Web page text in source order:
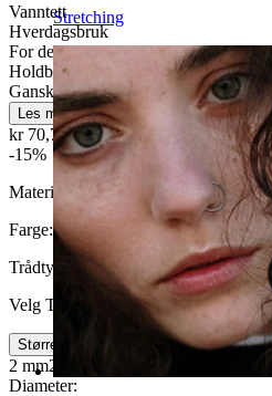
Stretching
Vanntett
Hverdagsbruk
For de fleste hudtyper
Holdbar
Ganske enkelt
Les mer
kr 70,72kr 83,20
-15%
Materiale: Kirurgisk stål
Farge:Blank
Trådtykkelse :
Velg Trådtykkelse
Størrelse
2 mm2,5 mm
Diameter: